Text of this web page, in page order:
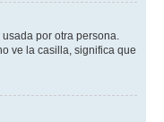
por otra persona.
ve la casilla, significa que